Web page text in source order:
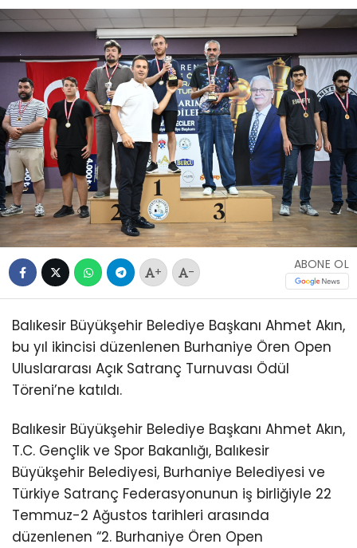
+ -
ABONE OL
Balıkesir Büyükşehir Belediye Başkanı Ahmet Akın,
bu yıl ikincisi düzenlenen Burhaniye Ören Open
Uluslararası Açık Satranç Turnuvası Ödül
Töreni’ne katıldı.
Balıkesir Büyükşehir Belediye Başkanı Ahmet Akın,
T.C. Gençlik ve Spor Bakanlığı, Balıkesir
Büyükşehir Belediyesi, Burhaniye Belediyesi ve
Türkiye Satranç Federasyonunun iş birliğiyle 22
Temmuz-2 Ağustos tarihleri arasında
düzenlenen “2. Burhaniye Ören Open